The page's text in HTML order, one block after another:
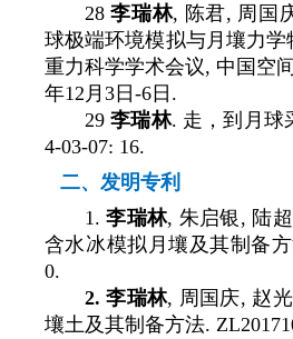
28李瑞林, 陈君, 周国
球极端环境模拟与月壤力学
重力科学学术会议, 中国空
年12 月 3日 -6日 .
29李瑞林. 走，到月球
4-03-07: 16.
二、 发明专利
1.李瑞林, 朱启银 , 陆
含水冰模拟月壤及其制备
0.
2.李瑞林, 周国庆, 赵
壤土及其制备方法.